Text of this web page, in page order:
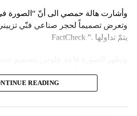
وأشارت هالة حمصي الى أنّ “الصورة في
وتعرض تصميماً لحجر صناعي فنّي
يتمّ تداولها .” FactCheck
تدخل): “صالون الاستقبال بمنشأة عماد 4”.
وأشارت “النهار” الى أنّ “انتشار
READING